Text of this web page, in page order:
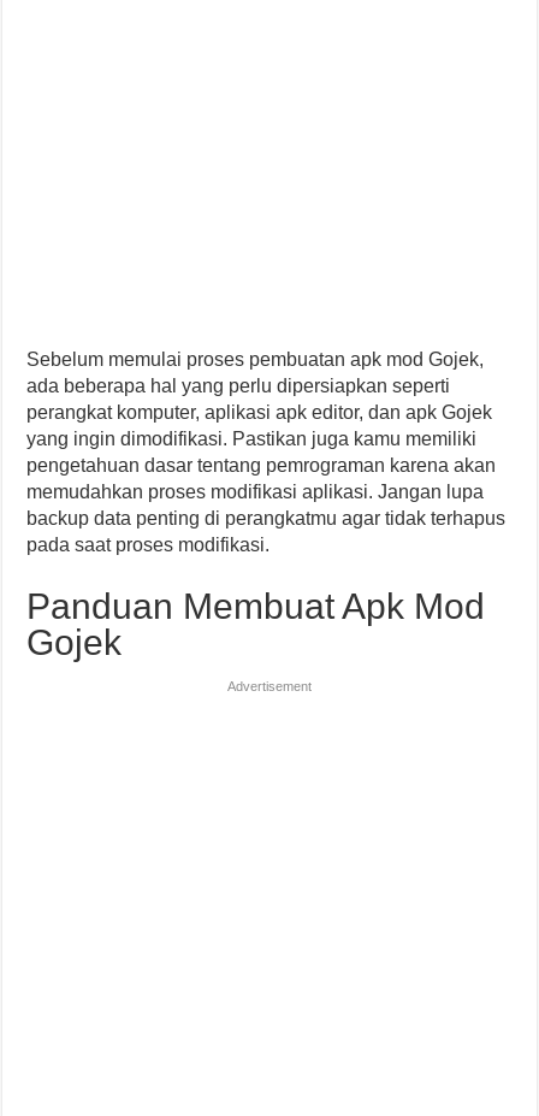
Sebelum memulai proses pembuatan apk mod Gojek,
ada beberapa hal yang perlu dipersiapkan seperti
perangkat komputer, aplikasi apk editor, dan apk Gojek
yang ingin dimodifikasi. Pastikan juga kamu memiliki
pengetahuan dasar tentang pemrograman karena akan
memudahkan proses modifikasi aplikasi. Jangan lupa
backup data penting di perangkatmu agar tidak terhapus
pada saat proses modifikasi.
Panduan Membuat Apk Mod
Gojek
Advertisement